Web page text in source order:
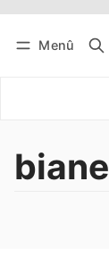
Menû
Têkevê